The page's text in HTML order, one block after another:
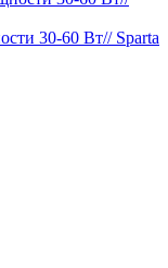
30-60 Вт// Sparta